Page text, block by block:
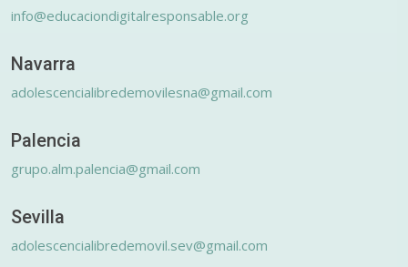
info@educaciondigitalresponsable.org
Navarra
adolescencialibredemovilesna@gmail.com
Palencia
grupo.alm.palencia@gmail.com
Sevilla
adolescencialibredemovil.sev@gmail.com